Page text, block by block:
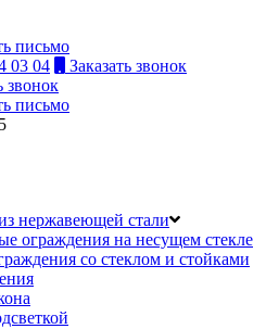
письмо
03 04
Заказать звонок
звонок
письмо
нержавеющей стали
ограждения на несущем стекле
со стеклом и стойками